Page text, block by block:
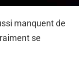
manquent de
se